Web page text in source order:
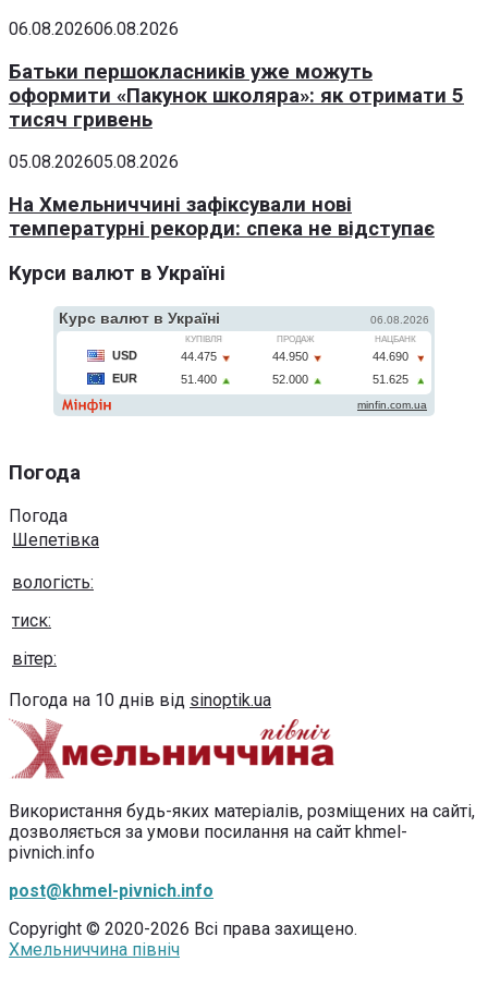
06.08.202606.08.2026
Батьки першокласників уже можуть
оформити «Пакунок школяра»: як отримати 5
тисяч гривень
05.08.202605.08.2026
На Хмельниччині зафіксували нові
температурні рекорди: спека не відступає
Курси валют в Україні
Погода
Погода
Шепетівка
вологість:
тиск:
вітер:
Погода на 10 днів від sinoptik.ua
Використання будь-яких матеріалів, розміщених на сайті,
дозволяється за умови посилання на сайт khmel-
pivnich.info
post@khmel-pivnich.info
Copyright © 2020-2026 Всі права захищено.
Хмельниччина північ